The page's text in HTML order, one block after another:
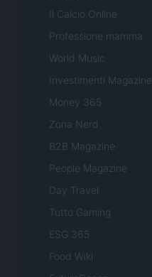
Il Calcio Online
Professione mamma
World Music
Investimenti Magazine
Money 365
Zona Nerd
B2B Magazine
People Magazine
Day Travel
Tutto Gaming
ESG 365
Food Wiki